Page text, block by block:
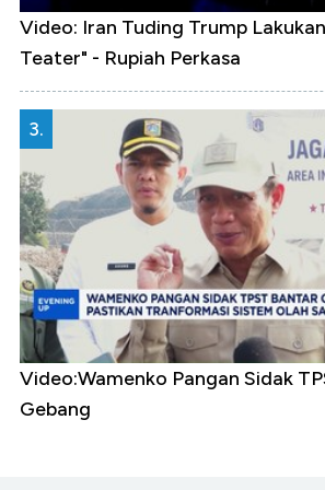
Video: Iran Tuding Trump
Teater" - Rupiah Perkasa
3.
Video:Wamenko Pangan Sidak
Gebang